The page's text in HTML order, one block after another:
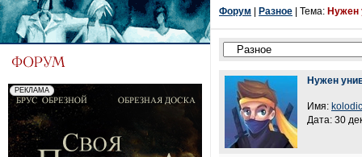
Форум Разное | Тема: Нужен
Нужен
Имя:
Дата: 30